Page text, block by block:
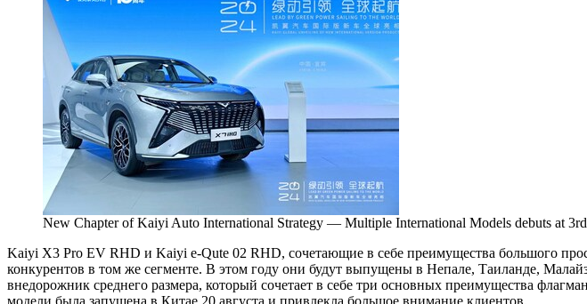
New Chapter of Kaiyi Auto International Strategy — Multiple International Models debuts at
Kaiyi X3 Pro EV RHD и Kaiyi e-Qute 02 RHD, сочетающие в себе преимущества большого
конкурентов в том же сегменте. В этом году они будут выпущены в Непале, Таиланде,
внедорожник среднего размера, который сочетает в себе три основных преимущества